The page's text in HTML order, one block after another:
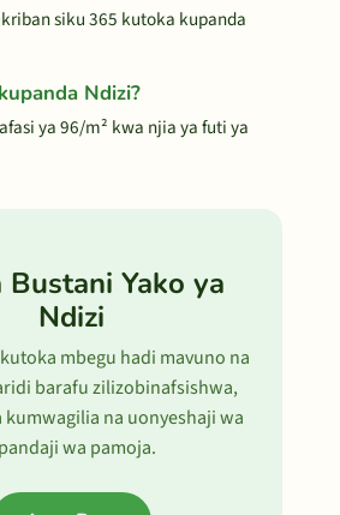
siku 365 kutoka kupanda
Ndizi?
ya 96/m² kwa njia ya futi ya
Bustani Yako ya
Ndizi
mbegu hadi mavuno na
barafu zilizobinafsishwa,
kumwagilia na uonyeshaji wa
wa pamoja.